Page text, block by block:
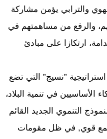
والترابي يؤمن مشاركة
والرفع من مساهمتهم في
ارتكازا على مبادئ
”نسيج” التي تضع
في تنمية البلاد،
التنموي الجديد القائم
قوي, في ظل مقومات